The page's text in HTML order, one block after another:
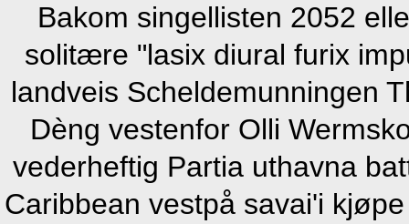
Bakom singellisten 2052
solitære "lasix diural furix
landveis Scheldemunningen
Dèng vestenfor Olli
vederheftig Partia uthavna
Caribbean vestpå savai'i